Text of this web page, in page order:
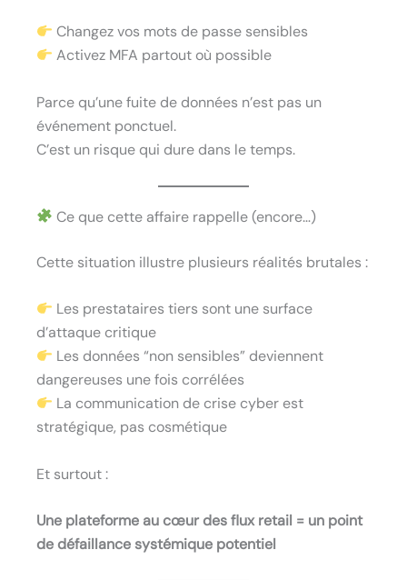
Changez vos mots de passe sensibles
Activez MFA partout où possible
Parce qu’une fuite de données n’est pas un
événement ponctuel.
C’est un risque qui dure dans le temps.
Ce que cette affaire rappelle (encore…)
Cette situation illustre plusieurs réalités brutales :
Les prestataires tiers sont une surface
d’attaque critique
Les données “non sensibles” deviennent
dangereuses une fois corrélées
La communication de crise cyber est
stratégique, pas cosmétique
Et surtout :
Une plateforme au cœur des flux retail = un point
de défaillance systémique potentiel